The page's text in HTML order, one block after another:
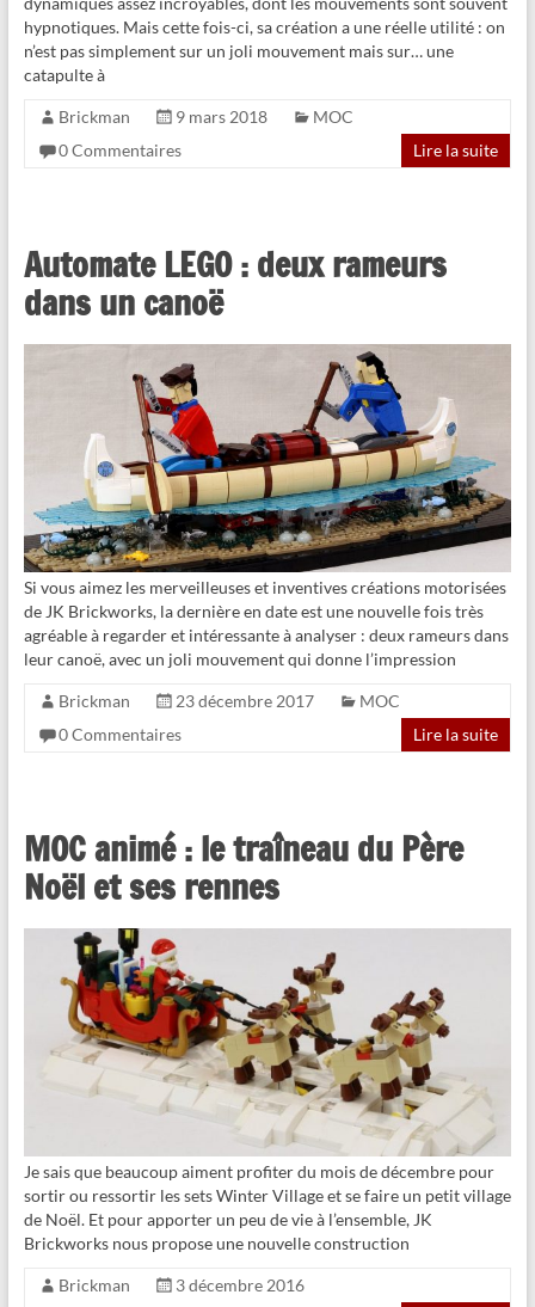
hypnotiques. Mais cette fois-ci, sa création a une réelle utilité : on
n’est pas simplement sur un joli mouvement mais sur… une
catapulte à
Brickman 9 mars 2018
MOC
0 Commentaires
Lire la suite
Automate LEGO : deux rameurs
dans un canoë
Si vous aimez les merveilleuses et inventives créations motorisées
de JK Brickworks, la dernière en date est une nouvelle fois très
agréable à regarder et intéressante à analyser : deux rameurs dans
leur canoë, avec un joli mouvement qui donne l’impression
Brickman 23 décembre 2017
MOC
0 Commentaires
Lire la suite
MOC animé : le traîneau du Père
Noël et ses rennes
Je sais que beaucoup aiment profiter du mois de décembre pour
sortir ou ressortir les sets Winter Village et se faire un petit village
de Noël. Et pour apporter un peu de vie à l’ensemble, JK
Brickworks nous propose une nouvelle construction
Brickman 3 décembre 2016